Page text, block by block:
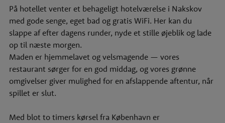
På hotellet venter et behageligt hotelværelse i Nakskov
med gode senge, eget bad og gratis WiFi. Her kan du
slappe af efter dagens runder, nyde et stille øjeblik og lade
op til næste morgen.
Maden er hjemmelavet og velsmagende — vores
restaurant sørger for en god middag, og vores grønne
omgivelser giver mulighed for en afslappende aftentur, når
spillet er slut.
Med blot to timers kørsel fra København er